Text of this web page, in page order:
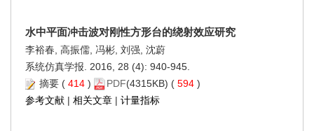
水中平面冲击波对刚性方形台的绕射效应研究
李裕春, 高振儒, 冯彬, 刘强, 沈蔚
系统仿真学报. 2016, 28 (4): 940-945.
摘要 ( 414 ) PDF(4315KB) ( 594 )
参考文献 | 相关文章 | 计量指标